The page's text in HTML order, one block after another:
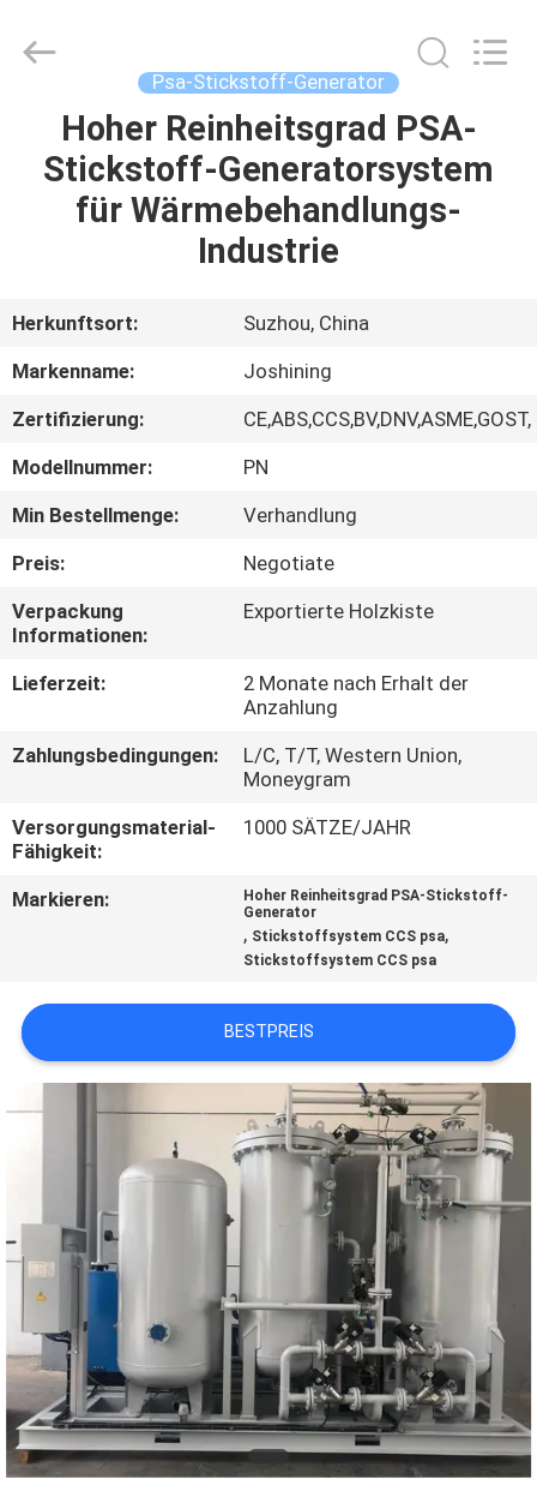
HEIM
PRODUKTE
UNS
QUALITÄTSKONTROLLE
KONTAKT
MIT
UNS
RECHTSSACHEN
ANGEBOT
ANFORDERN
SITEMAP
DATENSCHUTZRICHTLINIE
Technology
Co.,Ltd.
Psa-Stickstoff-Generator
Hoher Reinheitsgrad PSA-
Stickstoff-Generatorsystem
für Wärmebehandlungs-
Industrie
Herkunftsort:
Suzhou, China
Markenname:
Joshining
Zertifizierung:
CE,ABS,CCS,BV,DNV,ASME,GOST,
Modellnummer:
PN
Min Bestellmenge:
Verhandlung
Preis:
Negotiate
Verpackung
Informationen:
Exportierte Holzkiste
Lieferzeit:
2 Monate nach Erhalt der
Anzahlung
Zahlungsbedingungen:
L/C, T/T, Western Union,
Moneygram
Versorgungsmaterial-
Fähigkeit:
1000 SÄTZE/JAHR
Markieren:
Hoher Reinheitsgrad PSA-Stickstoff-
Generator
, Stickstoffsystem CCS psa,
Stickstoffsystem CCS psa
BESTPREIS